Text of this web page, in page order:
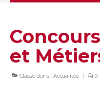
et
Classé dans : Actualités | 0